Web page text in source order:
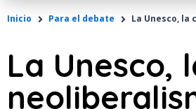
Inicio Para el debate La Unesco,
La Unesco,